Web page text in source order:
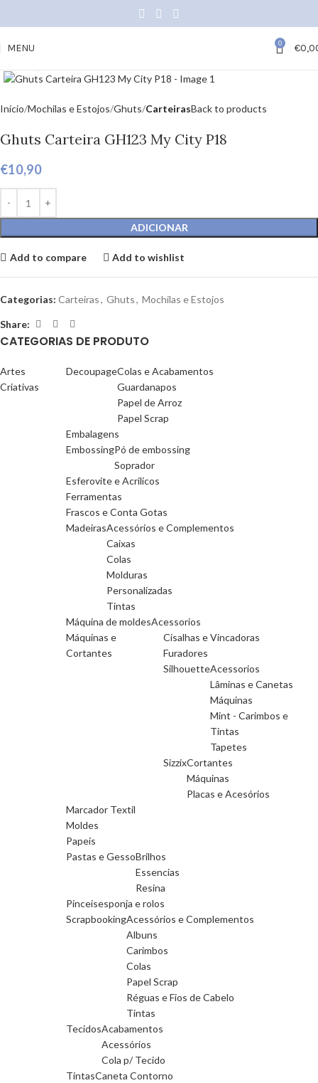
MENU 0 €
Início Mochilas e Estojos Ghuts CarteirasBack to products
Ghuts Carteira GH123 My City P18
€10,90
ADICIONAR
Add to compare Add to wishlist
Categorias: Carteiras, Ghuts, Mochilas e Estojos
Share:
CATEGORIAS DE PRODUTO
Artes
Criativas
DecoupageColas e Acabamentos
Guardanapos
Papel de Arroz
Papel Scrap
Embalagens
EmbossingPó de embossing
Soprador
Esferovite e Acrilicos
Ferramentas
Frascos e Conta Gotas
MadeirasAcessórios e Complementos
Caixas
Colas
Molduras
Personalizadas
Tintas
Máquina de moldesAcessorios
Máquinas e
Cortantes
Cisalhas e Vincadoras
Furadores
SilhouetteAcessorios
Lâminas e Canetas
Máquinas
Mint - Carimbos e
Tintas
Tapetes
SizzixCortantes
Máquinas
Placas e Acesórios
Marcador Textil
Moldes
Papeis
Pastas e GessoBrilhos
Essencias
Resina
Pinceisesponja e rolos
ScrapbookingAcessórios e Complementos
Albuns
Carimbos
Colas
Papel Scrap
Réguas e Fios de Cabelo
Tintas
TecidosAcabamentos
Acessórios
Cola p/ Tecido
TintasCaneta Contorno